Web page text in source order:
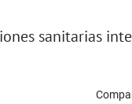
sanitarias